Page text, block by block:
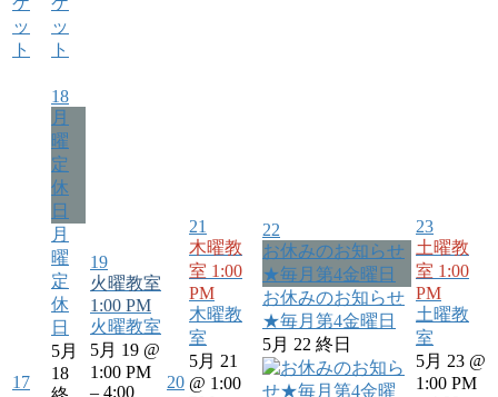
ッ
ト
ッ
ト
17
18
月
曜
定
休
日
月
曜
定
休
日
5月
18
19
火曜教室
1:00 PM
火曜教室
5月 19 @
1:00 PM
– 4:00
20
21
木曜教
室 1:00
PM
木曜教
室
5月 21
@ 1:00
22
お休みのお知らせ
★毎月第4金曜日
お休みのお知らせ
★毎月第4金曜日
5月 22 終日
23
土曜教
室 1:00
PM
土曜教
室
5月 23 @
1:00 PM